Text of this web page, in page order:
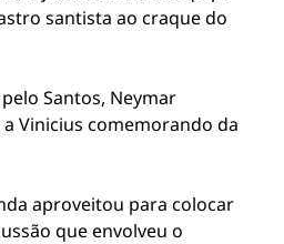
santista ao craque do
Santos, Neymar
Vinicius comemorando da
aproveitou para colocar
que envolveu o